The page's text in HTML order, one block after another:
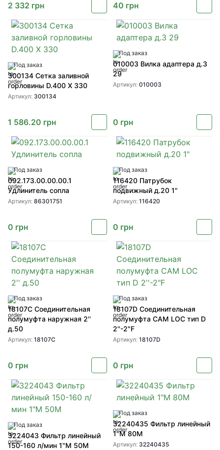
2 332 грн 40 грн
Под заказ
300134 Сетка заливной
горловины D.400 X 330
Артикул: 300134
1 586.20 грн
Под заказ
010003 Вилка адаптера д.3
29
Артикул: 010003
0 грн
Под заказ
092.173.00.00.00.1
Удлинитель сопла
Артикул: 86301751
0 грн
Под заказ
116420 Патрубок
подвижный д.20 1"
Артикул: 116420
0 грн
Под заказ
18107C Соединительная
полумуфта наружная 2''
д.50
Артикул: 18107C
0 грн
Под заказ
18107D Соединительная
полумуфта CAM LOC тип D
2''-2"F
Артикул: 18107D
0 грн
Под заказ
3224043 Фильтр линейный
150-160 л/мин 1"M 50M
Под заказ
32240435 Фильтр линейный
1"М 80М
Артикул: 32240435